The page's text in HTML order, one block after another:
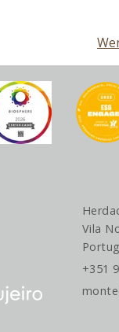
Vila
+351